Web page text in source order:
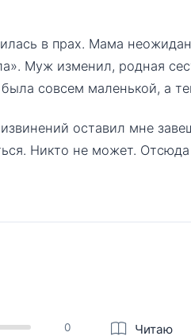
в прах. Мама
Муж изменил, родная
совсем маленькой, а
оставил мне
Никто не может.
0 Читаю